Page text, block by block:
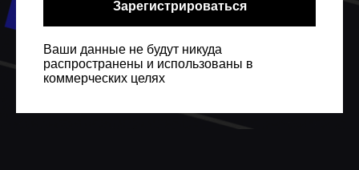
Зарегистрироваться
Ваши данные не будут никуда
распространены и использованы в
коммерческих целях